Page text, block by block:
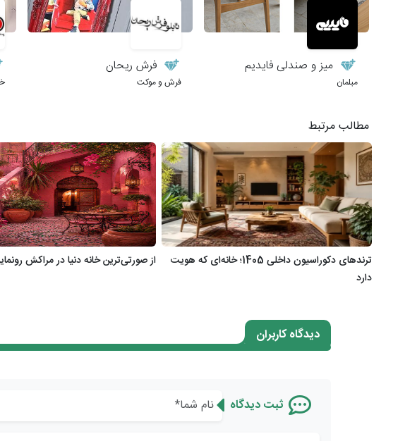
میز و صندلی فایدیم
مبلمان
فرش ریحان
فرش و موکت
مطالب مرتبط
ترندهای دکوراسیون داخلی 1405؛ خانه‌ای که هویت
دارد
از صورتی‌ترین خانه دنیا در مراکش
دیدگاه کاربران
ثبت دیدگاه